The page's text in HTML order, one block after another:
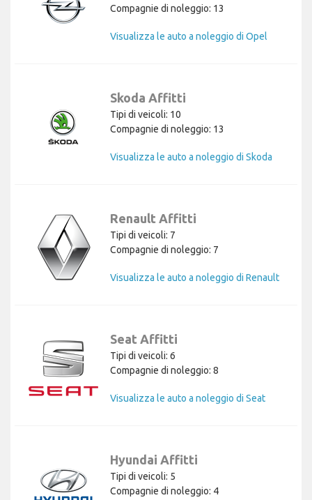
Compagnie di noleggio: 13
Visualizza le auto a noleggio di Opel
Skoda Affitti
Tipi di veicoli: 10
Compagnie di noleggio: 13
Visualizza le auto a noleggio di Skoda
Renault Affitti
Tipi di veicoli: 7
Compagnie di noleggio: 7
Visualizza le auto a noleggio di Renault
Seat Affitti
Tipi di veicoli: 6
Compagnie di noleggio: 8
Visualizza le auto a noleggio di Seat
Hyundai Affitti
Tipi di veicoli: 5
Compagnie di noleggio: 4